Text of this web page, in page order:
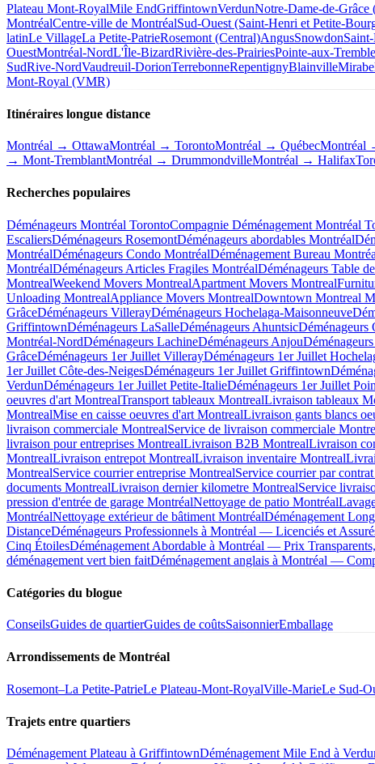
Plateau Mont-RoyalMile EndGriffintownVerdunNotre-Dame-de-
MontréalCentre-ville de MontréalSud-Ouest (Saint-Henri et Petite-
latinLe VillageLa Petite-PatrieRosemont (Central)AngusSnowdon
OuestMontréal-NordL'Île-BizardRivière-des-PrairiesPointe-aux-
SudRive-NordVaudreuil-DorionTerrebonneRepentignyBlainville
Mont-Royal (VMR)
Itinéraires longue distance
Montréal → OttawaMontréal → TorontoMontréal → QuébecMontréal
→ Mont-TremblantMontréal → DrummondvilleMontréal → Halifax
Recherches populaires
Déménageurs Montréal TorontoCompagnie Déménagement Montréal
EscaliersDéménageurs RosemontDéménageurs abordables Montréal
MontréalDéménageurs Condo MontréalDéménagement Bureau
MontréalDéménageurs Articles Fragiles MontréalDéménageurs Table
MontrealWeekend Movers MontrealApartment Movers Montreal
Unloading MontrealAppliance Movers MontrealDowntown Montreal
GrâceDéménageurs VillerayDéménageurs Hochelaga-Maisonneuve
GriffintownDéménageurs LaSalleDéménageurs AhuntsicDéménageurs
Montréal-NordDéménageurs LachineDéménageurs Anjou
GrâceDéménageurs 1er Juillet VillerayDéménageurs 1er Juillet
1er Juillet Côte-des-NeigesDéménageurs 1er Juillet Griffintown
VerdunDéménageurs 1er Juillet Petite-ItalieDéménageurs 1er Juillet
oeuvres d'art MontrealTransport tableaux MontrealLivraison tableaux
MontrealMise en caisse oeuvres d'art MontrealLivraison gants blancs
livraison commerciale MontrealService de livraison commerciale
livraison pour entreprises MontrealLivraison B2B MontrealLivraison
MontrealLivraison entrepot MontrealLivraison inventaire Montreal
MontrealService courrier entreprise MontrealService courrier par
documents MontrealLivraison dernier kilometre MontrealService
pression d'entrée de garage MontréalNettoyage de patio Montréal
MontréalNettoyage extérieur de bâtiment MontréalDéménagement
DistanceDéménageurs Professionnels à Montréal — Licenciés et
Cinq ÉtoilesDéménagement Abordable à Montréal — Prix
déménagement vert bien faitDéménagement anglais à Montréal —
Catégories du blogue
ConseilsGuides de quartierGuides de coûtsSaisonnierEmballage
Arrondissements de Montréal
Rosemont–La Petite-PatrieLe Plateau-Mont-RoyalVille-MarieLe Sud-
Trajets entre quartiers
Déménagement Plateau à GriffintownDéménagement Mile End à